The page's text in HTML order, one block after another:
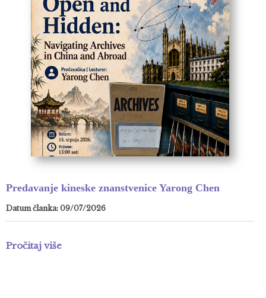
Predavanje kineske znanstvenice Yarong Chen
Datum članka: 09/07/2026
Pročitaj više